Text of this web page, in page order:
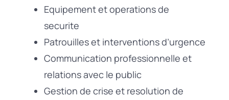
Equipement et operations de
securite
Patrouilles et interventions d’urgence
Communication professionnelle et
relations avec le public
Gestion de crise et resolution de